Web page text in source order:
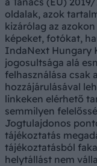
oldalak, azok
kizárólag az
képeket, fotókat,
IndaNext Hungary
jogosultsága alá
felhasználása csak
hozzájárulásával
linkeken elérhető
semmilyen
Jogtulajdonos
tájékoztatás
tájékoztatásból
helytállást nem